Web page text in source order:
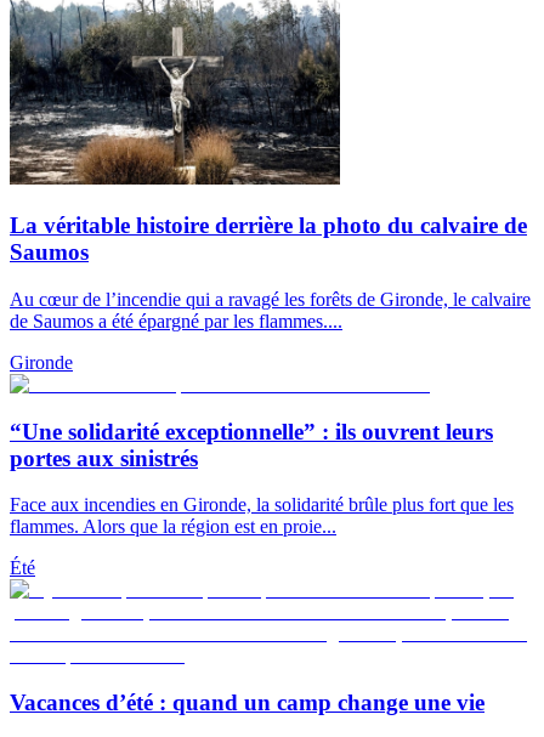
La véritable histoire derrière la photo du calvaire de
Saumos
Au cœur de l’incendie qui a ravagé les forêts de Gironde, le calvaire
de Saumos a été épargné par les flammes....
Gironde
“Une solidarité exceptionnelle” : ils ouvrent leurs
portes aux sinistrés
Face aux incendies en Gironde, la solidarité brûle plus fort que les
flammes. Alors que la région est en proie...
Été
Vacances d’été : quand un camp change une vie